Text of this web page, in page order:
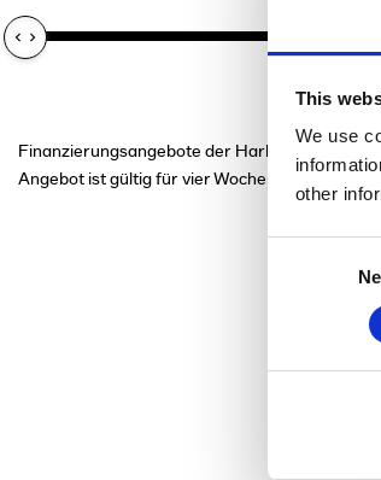
This
We use
other
Finanzierungsangebote der Harley-Davidson
Angebot ist gültig für vier Wochen ab